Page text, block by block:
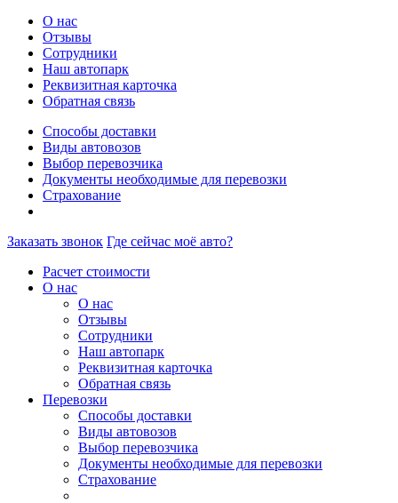
О нас
Отзывы
Сотрудники
Наш автопарк
Реквизитная карточка
Обратная связь
Способы доставки
Виды автовозов
Выбор перевозчика
Документы необходимые для перевозки
Страхование
Заказать звонок Где сейчас моё авто?
Расчет стоимости
О нас
О нас
Отзывы
Сотрудники
Наш автопарк
Реквизитная карточка
Обратная связь
Перевозки
Способы доставки
Виды автовозов
Выбор перевозчика
Документы необходимые для перевозки
Страхование